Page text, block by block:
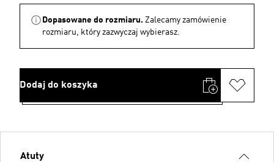
Dopasowane do rozmiaru. Zalecamy zamówienie
rozmiaru, który zazwyczaj wybierasz.
Dodaj do koszyka
Atuty